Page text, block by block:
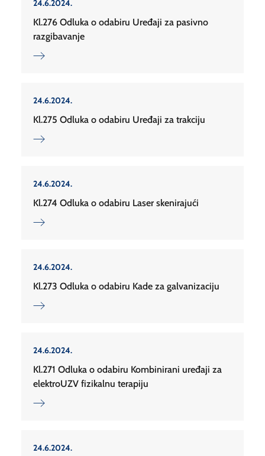
24.6.2024.
Kl.276 Odluka o odabiru Uređaji za pasivno
razgibavanje
24.6.2024.
Kl.275 Odluka o odabiru Uređaji za trakciju
24.6.2024.
Kl.274 Odluka o odabiru Laser skenirajući
24.6.2024.
Kl.273 Odluka o odabiru Kade za galvanizaciju
24.6.2024.
Kl.271 Odluka o odabiru Kombinirani uređaji za
elektroUZV fizikalnu terapiju
24.6.2024.